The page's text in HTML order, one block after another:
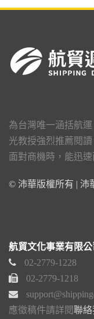
為台灣唯一涵括航
光教授強烈推薦閱
面對商機時，能迅
© 沛華版權所有 | 沛
航貿文化事業有限公
02-2779-1228
02-2779-1218
應徵稿件請詳閱聯絡